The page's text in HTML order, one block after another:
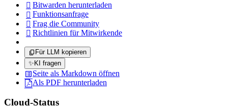
 Bitwarden herunterladen
 Funktionsanfrage
 Frag die Community
 Richtlinien für Mitwirkende
Für LLM kopieren
✨KI fragen
Seite als Markdown öffnen
Als PDF herunterladen
Cloud-Status